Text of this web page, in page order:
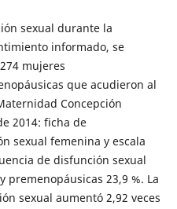
sexual durante la
informado, se
mujeres
que acudieron al
Concepción
2014: ficha de
sexual femenina y escala
de disfunción sexual
premenopáusicas 23,9 %. La
sexual aumentó 2,92 veces